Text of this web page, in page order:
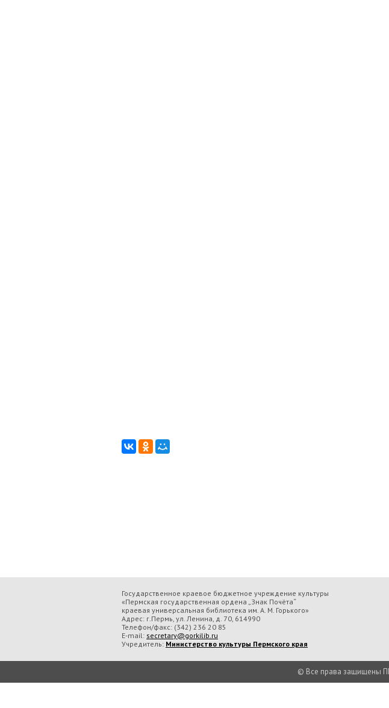
Государственное краевое бюджетное учреждение культуры
«Пермская государственная ордена „Знак Почёта“
краевая универсальная библиотека им. А. М. Горького»
Адрес: г.Пермь, ул. Ленина, д. 70, 614990
Телефон/факс: (342) 236 20 85
E-mail: secretary@gorkilib.ru
Учредитель: Министерство культуры Пермского края
© Все права защищены
Во время посещения сайта Государственное краевое бюджетное учреждение культуры «Пермская
обрабатываем данные с использованием метрических программ.